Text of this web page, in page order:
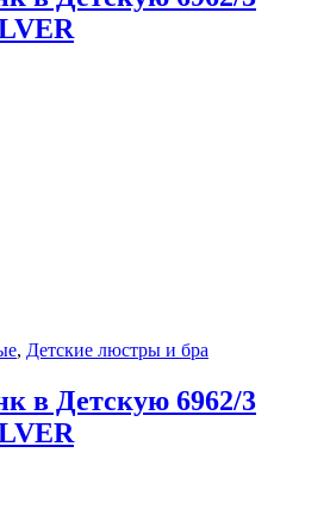
, Детские люстры и бра
в Детскую 6962/3